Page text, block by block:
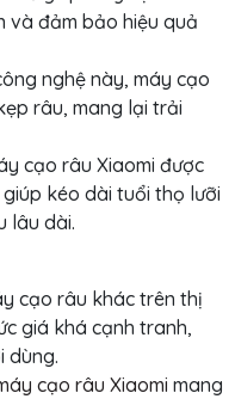
và đảm bảo hiệu quả
nghệ này, máy cạo
râu, mang lại trải
cạo râu Xiaomi được
kéo dài tuổi thọ lưỡi
lâu dài.
cạo râu khác trên thị
giá khá cạnh tranh,
dùng.
cạo râu Xiaomi mang